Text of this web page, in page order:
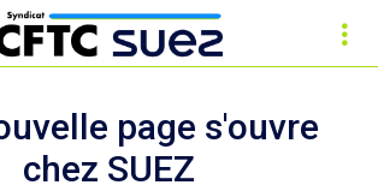
page s'ouvre
chez SUEZ